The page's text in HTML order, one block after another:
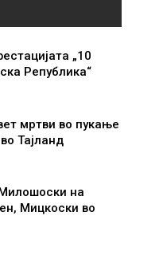
„10
Република“
мртви во пукање
Тајланд
на
Мицкоски во